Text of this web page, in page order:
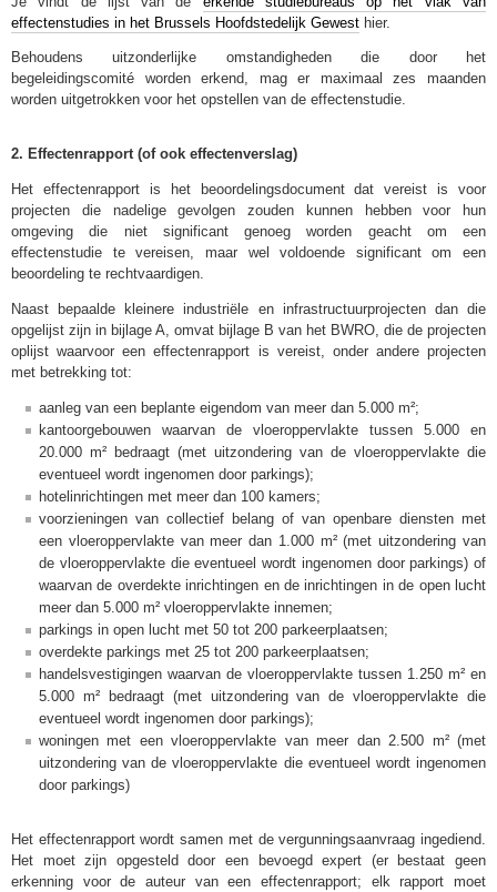
effectenstudies in het Brussels Hoofdstedelijk Gewest hier.
Behoudens uitzonderlijke omstandigheden die door het
begeleidingscomité worden erkend, mag er maximaal zes maanden
worden uitgetrokken voor het opstellen van de effectenstudie.
2. Effectenrapport (of ook effectenverslag)
Het effectenrapport is het beoordelingsdocument dat vereist is voor
projecten die nadelige gevolgen zouden kunnen hebben voor hun
omgeving die niet significant genoeg worden geacht om een
effectenstudie te vereisen, maar wel voldoende significant om een
beoordeling te rechtvaardigen.
Naast bepaalde kleinere industriële en infrastructuurprojecten dan die
opgelijst zijn in bijlage A, omvat bijlage B van het BWRO, die de projecten
oplijst waarvoor een effectenrapport is vereist, onder andere projecten
met betrekking tot:
aanleg van een beplante eigendom van meer dan 5.000 m²;
kantoorgebouwen waarvan de vloeroppervlakte tussen 5.000 en
20.000 m² bedraagt (met uitzondering van de vloeroppervlakte die
eventueel wordt ingenomen door parkings);
hotelinrichtingen met meer dan 100 kamers;
voorzieningen van collectief belang of van openbare diensten met
een vloeroppervlakte van meer dan 1.000 m² (met uitzondering van
de vloeroppervlakte die eventueel wordt ingenomen door parkings) of
waarvan de overdekte inrichtingen en de inrichtingen in de open lucht
meer dan 5.000 m² vloeroppervlakte innemen;
parkings in open lucht met 50 tot 200 parkeerplaatsen;
overdekte parkings met 25 tot 200 parkeerplaatsen;
handelsvestigingen waarvan de vloeroppervlakte tussen 1.250 m² en
5.000 m² bedraagt (met uitzondering van de vloeroppervlakte die
eventueel wordt ingenomen door parkings);
woningen met een vloeroppervlakte van meer dan 2.500 m² (met
uitzondering van de vloeroppervlakte die eventueel wordt ingenomen
door parkings)
Het effectenrapport wordt samen met de vergunningsaanvraag ingediend.
Het moet zijn opgesteld door een bevoegd expert (er bestaat geen
erkenning voor de auteur van een effectenrapport; elk rapport moet